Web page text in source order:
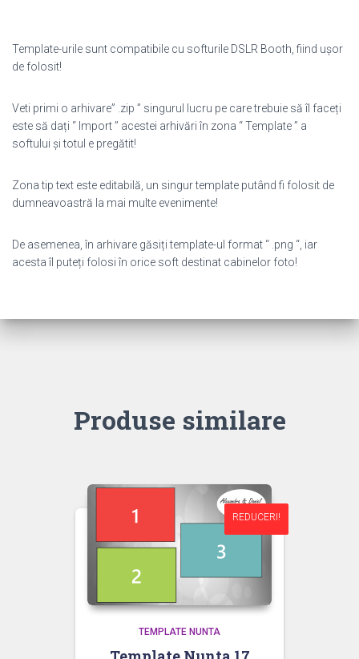
Template-urile sunt compatibile cu softurile DSLR Booth, fiind ușor
de folosit!
Veti primi o arhivare” .zip ” singurul lucru pe care trebuie să îl faceți
este să dați “ Import ” acestei arhivări în zona “ Template ” a
softului și totul e pregătit!
Zona tip text este editabilă, un singur template putând fi folosit de
dumneavoastră la mai multe evenimente!
De asemenea, în arhivare găsiți template-ul format “ .png “, iar
acesta îl puteți folosi în orice soft destinat cabinelor foto!
Produse similare
REDUCERI!
REDUCERI!
TEMPLATE NUNTA